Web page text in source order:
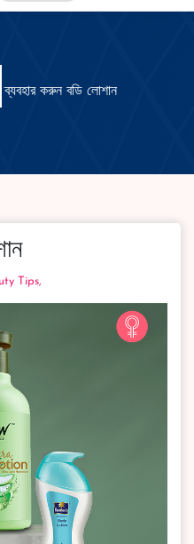
ব্যবহার করুন বডি লোশান
Tips,